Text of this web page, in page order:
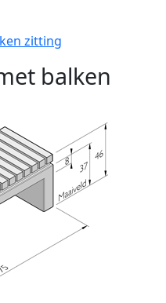
zitting
balken